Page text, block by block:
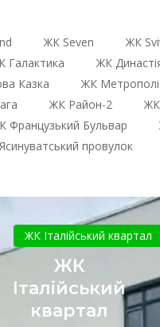
ЖК Seven ЖК
Галактика ЖК
Казка ЖК
ЖК Район-2 ЖК
Французький Бульвар
Ясинуватський провулок
Італійський
квартал
ЖК Італійський квартал
ЖК
Італійський
квартал